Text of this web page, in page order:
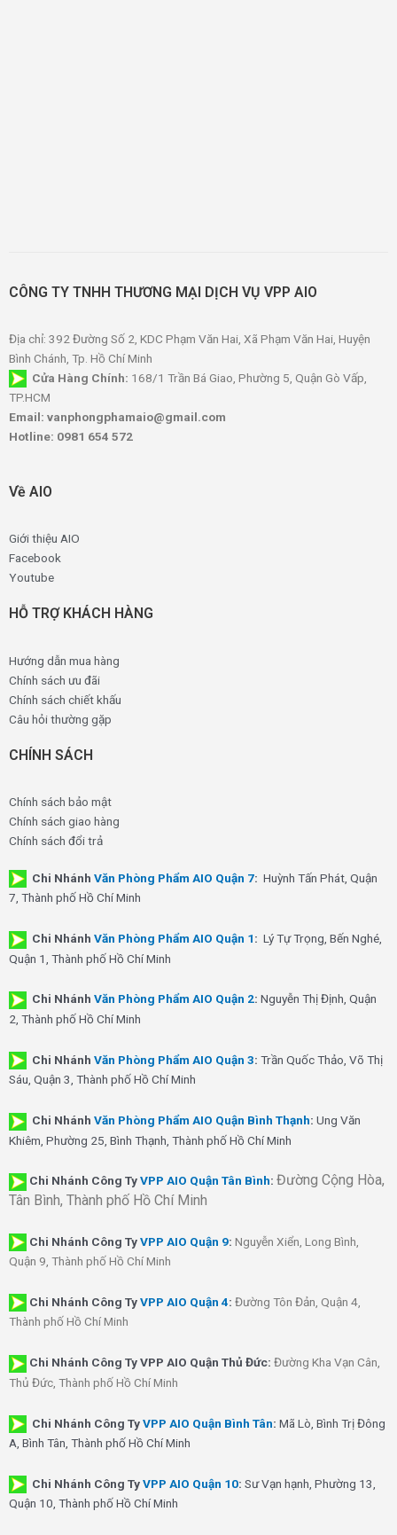
CÔNG TY TNHH THƯƠNG MẠI DỊCH VỤ VPP AIO
Địa chỉ: 392 Đường Số 2, KDC Phạm Văn Hai, Xã Phạm Văn Hai, Huyện
Bình Chánh, Tp. Hồ Chí Minh
Cửa Hàng Chính: 168/1 Trần Bá Giao, Phường 5, Quận Gò Vấp,
TP.HCM
Email: vanphongphamaio@gmail.com
Hotline: 0981 654 572
Về AIO
Giới thiệu AIO
Facebook
Youtube
HỖ TRỢ KHÁCH HÀNG
Hướng dẫn mua hàng
Chính sách ưu đãi
Chính sách chiết khấu
Câu hỏi thường gặp
CHÍNH SÁCH
Chính sách bảo mật
Chính sách giao hàng
Chính sách đổi trả
Chi Nhánh Văn Phòng Phẩm AIO Quận 7: Huỳnh Tấn Phát, Quận
7, Thành phố Hồ Chí Minh
Chi Nhánh Văn Phòng Phẩm AIO Quận 1: Lý Tự Trọng, Bến Nghé,
Quận 1, Thành phố Hồ Chí Minh
Chi Nhánh Văn Phòng Phẩm AIO Quận 2: Nguyễn Thị Định, Quận
2, Thành phố Hồ Chí Minh
Chi Nhánh Văn Phòng Phẩm AIO Quận 3: Trần Quốc Thảo, Võ Thị
Sáu, Quận 3, Thành phố Hồ Chí Minh
Chi Nhánh Văn Phòng Phẩm AIO Quận Bình Thạnh: Ung Văn
Khiêm, Phường 25, Bình Thạnh, Thành phố Hồ Chí Minh
Chi Nhánh Công TyVPP AIO Quận Tân Bình: Đường Cộng Hòa,
Tân Bình, Thành phố Hồ Chí Minh
Chi Nhánh Công TyVPP AIO Quận 9: Nguyễn Xiển, Long Bình,
Quận 9, Thành phố Hồ Chí Minh
Chi Nhánh Công TyVPP AIO Quận 4: Đường Tôn Đản, Quận 4,
Thành phố Hồ Chí Minh
Chi Nhánh Công Ty VPP AIO Quận Thủ Đức: Đường Kha Vạn Cân,
Thủ Đức, Thành phố Hồ Chí Minh
Chi Nhánh Công TyVPP AIO Quận Bình Tân: Mã Lò, Bình Trị Đông
A, Bình Tân, Thành phố Hồ Chí Minh
Chi Nhánh Công TyVPP AIO Quận 10: Sư Vạn hạnh, Phường 13,
Quận 10, Thành phố Hồ Chí Minh